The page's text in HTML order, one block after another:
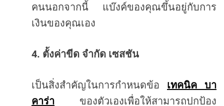
คนนอกจากนี้
แบ๊งค์ของคุณขึ้นอยู่กับการ
เงินของคุณเอง
4. ตั้งค่าขีด จำกัด เซสชัน
เป็นสิ่งสำคัญในการกำหนดข้อ เทคนิค
บา
คาร่า
ของตัวเองเพื่อให้สามารถปกป้อง